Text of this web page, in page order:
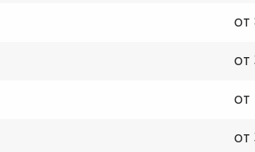
от
от
от